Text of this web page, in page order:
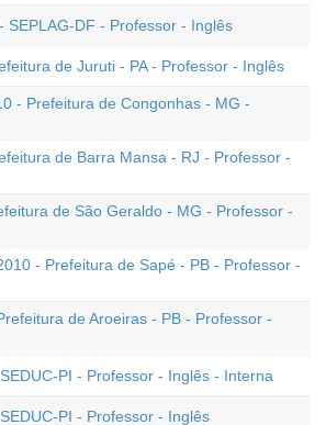
SEPLAG-DF - Professor - Inglês
de Juruti - PA - Professor - Inglês
- Prefeitura de Congonhas - MG -
de Barra Mansa - RJ - Professor -
de São Geraldo - MG - Professor -
- Prefeitura de Sapé - PB - Professor -
de Aroeiras - PB - Professor -
PI - Professor - Inglês - Interna
PI - Professor - Inglês